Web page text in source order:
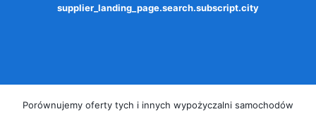
supplier_landing_page.search.subscript.city
Porównujemy oferty tych i innych wypożyczalni samochodów